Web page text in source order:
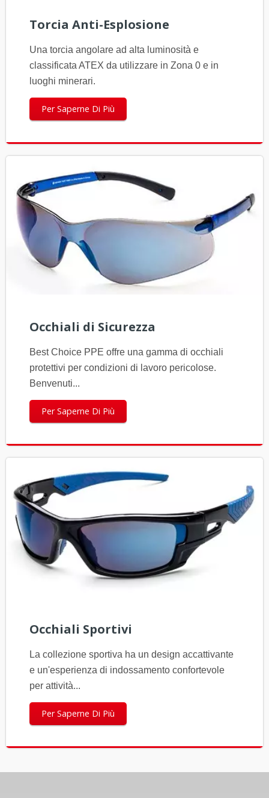
Torcia Anti-Esplosione
Una torcia angolare ad alta luminosità e
classificata ATEX da utilizzare in Zona 0 e in
luoghi minerari.
Per Saperne Di Più
Occhiali di Sicurezza
Best Choice PPE offre una gamma di occhiali
protettivi per condizioni di lavoro pericolose.
Benvenuti...
Per Saperne Di Più
Occhiali Sportivi
La collezione sportiva ha un design accattivante
e un'esperienza di indossamento confortevole
per attività...
Per Saperne Di Più